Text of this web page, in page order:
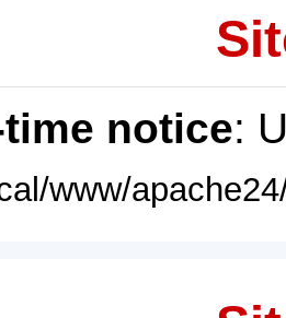
notice:
www/